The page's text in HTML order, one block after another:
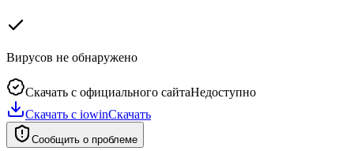
Вирусов не обнаружено
Скачать с официального сайтаНедоступно
Скачать с iowinСкачать
Сообщить о проблеме